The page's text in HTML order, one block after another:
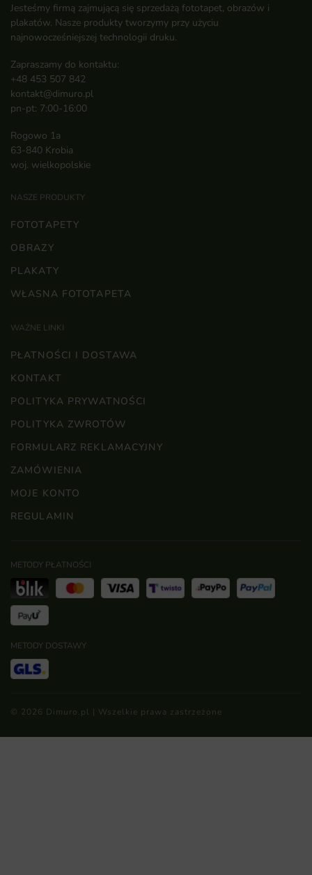
Jesteśmy firmą zajmującą się sprzedażą fototapet, obrazów i
plakatów. Nasze produkty tworzymy przy użyciu
najnowocześniejszej technologii druku.
Zapraszamy do kontaktu:
+48 453 507 842
kontakt@dimuro.pl
pn-pt: 7:00-16:00
Rogowo 1a
63-840 Krobia
woj. wielkopolskie
NASZE PRODUKTY
FOTOTAPETY
OBRAZY
PLAKATY
WŁASNA FOTOTAPETA
WAŻNE LINKI
PŁATNOŚCI I DOSTAWA
KONTAKT
POLITYKA PRYWATNOŚCI
POLITYKA ZWROTÓW
FORMULARZ REKLAMACYJNY
ZAMÓWIENIA
MOJE KONTO
REGULAMIN
METODY PŁATNOŚCI
METODY DOSTAWY
© 2026 Dimuro.pl | Wszelkie prawa zastrzeżone